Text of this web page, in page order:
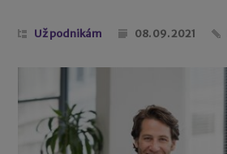
Už podnikám 08. 09. 2021